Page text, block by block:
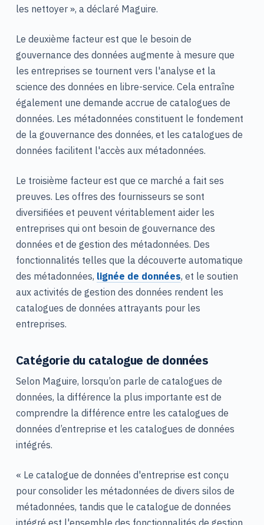
les nettoyer », a déclaré Maguire.
Le deuxième facteur est que le besoin de
gouvernance des données augmente à mesure que
les entreprises se tournent vers l'analyse et la
science des données en libre-service. Cela entraîne
également une demande accrue de catalogues de
données. Les métadonnées constituent le fondement
de la gouvernance des données, et les catalogues de
données facilitent l'accès aux métadonnées.
Le troisième facteur est que ce marché a fait ses
preuves. Les offres des fournisseurs se sont
diversifiées et peuvent véritablement aider les
entreprises qui ont besoin de gouvernance des
données et de gestion des métadonnées. Des
fonctionnalités telles que la découverte automatique
des métadonnées, lignée de données, et le soutien
aux activités de gestion des données rendent les
catalogues de données attrayants pour les
entreprises.
Catégorie du catalogue de données
Selon Maguire, lorsqu’on parle de catalogues de
données, la différence la plus importante est de
comprendre la différence entre les catalogues de
données d’entreprise et les catalogues de données
intégrés.
« Le catalogue de données d'entreprise est conçu
pour consolider les métadonnées de divers silos de
métadonnées, tandis que le catalogue de données